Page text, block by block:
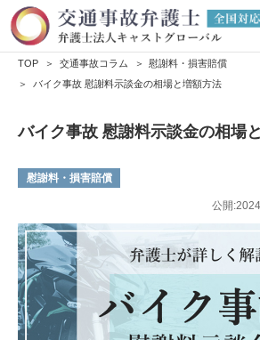
TOP 交通事故コラム
慰謝料・損害賠償
バイク事故 慰謝料示談金の相場と増額方法
バイク事故 慰謝料示談金の相場
慰謝料・損害賠償
公開